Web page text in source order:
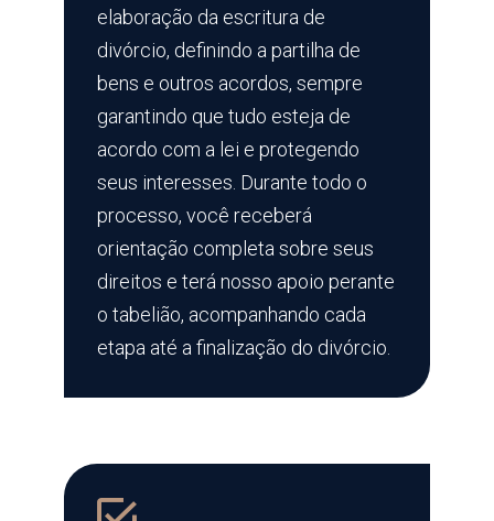
elaboração da escritura de
divórcio, definindo a partilha de
bens e outros acordos, sempre
garantindo que tudo esteja de
acordo com a lei e protegendo
seus interesses. Durante todo o
processo, você receberá
orientação completa sobre seus
direitos e terá nosso apoio perante
o tabelião, acompanhando cada
etapa até a finalização do divórcio.